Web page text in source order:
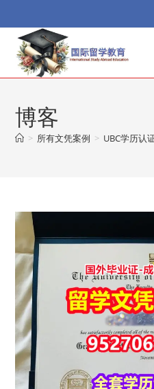
to
content
博客
> 所有文凭案例 > UBC学历认